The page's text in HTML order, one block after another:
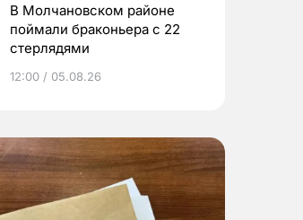
В Молчановском районе
поймали браконьера с 22
стерлядями
12:00 / 05.08.26